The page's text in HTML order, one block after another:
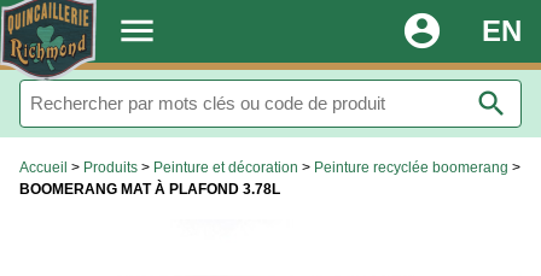
. menu EN
account_circle
search
Accueil > Produits > Peinture et décoration > Peinture recyclée boomerang >
BOOMERANG MAT À PLAFOND 3.78L